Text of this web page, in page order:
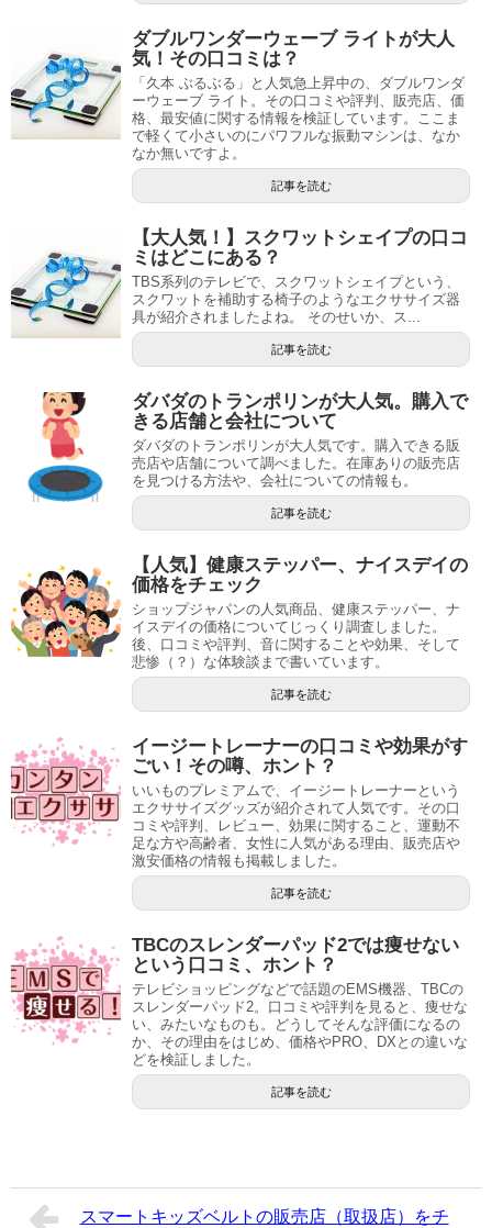
ダブルワンダーウェーブ ライトが大人
気！その口コミは？
「久本 ぶるぶる」と人気急上昇中の、ダブルワンダ
ーウェーブ ライト。その口コミや評判、販売店、価
格、最安値に関する情報を検証しています。ここま
で軽くて小さいのにパワフルな振動マシンは、なか
なか無いですよ。
記事を読む
【大人気！】スクワットシェイプの口コ
ミはどこにある？
TBS系列のテレビで、スクワットシェイプという、
スクワットを補助する椅子のようなエクササイズ器
具が紹介されましたよね。 そのせいか、ス...
記事を読む
ダバダのトランポリンが大人気。購入で
きる店舗と会社について
ダバダのトランポリンが大人気です。購入できる販
売店や店舗について調べました。在庫ありの販売店
を見つける方法や、会社についての情報も。
記事を読む
【人気】健康ステッパー、ナイスデイの
価格をチェック
ショップジャパンの人気商品、健康ステッパー、ナ
イスデイの価格についてじっくり調査しました。
後、口コミや評判、音に関することや効果、そして
悲惨（？）な体験談まで書いています。
記事を読む
イージートレーナーの口コミや効果がす
ごい！その噂、ホント？
いいものプレミアムで、イージートレーナーという
エクササイズグッズが紹介されて人気です。その口
コミや評判、レビュー、効果に関すること、運動不
足な方や高齢者、女性に人気がある理由、販売店や
激安価格の情報も掲載しました。
記事を読む
TBCのスレンダーパッド2では痩せない
という口コミ、ホント？
テレビショッピングなどで話題のEMS機器、TBCの
スレンダーパッド2。口コミや評判を見ると、痩せな
い、みたいなものも。どうしてそんな評価になるの
か、その理由をはじめ、価格やPRO、DXとの違いな
どを検証しました。
記事を読む
スマートキッズベルトの販売店（取扱店）をチ